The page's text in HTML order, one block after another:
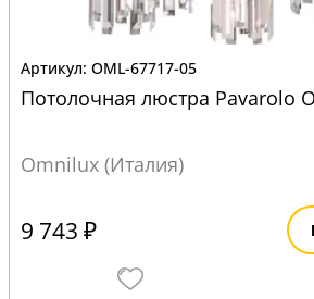
OML-67717-05
Потолочная люстра Pavarolo
Omnilux (Италия)
9 743 ₽